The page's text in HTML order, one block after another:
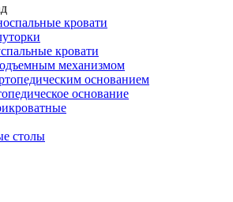
кровати
кровати
механизмом
основанием
основание
столы